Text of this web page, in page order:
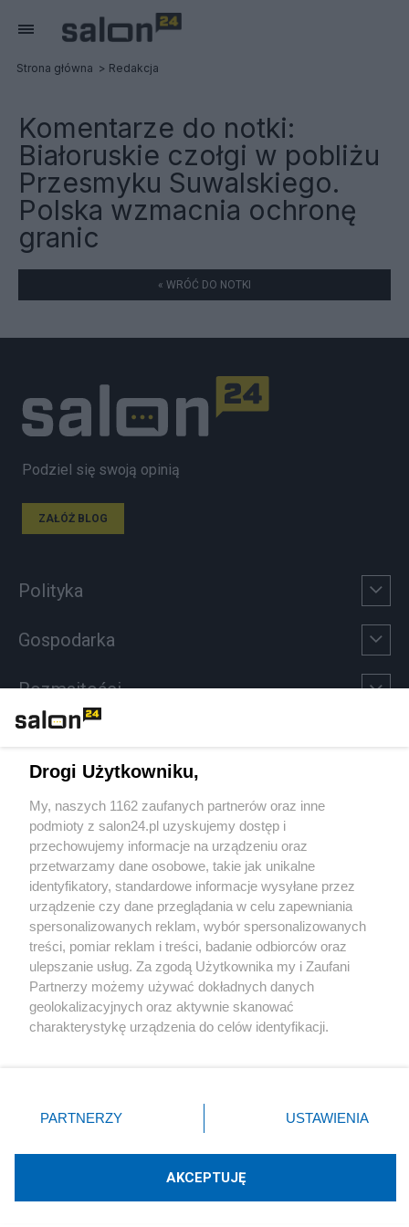
Strona główna Redakcja
Komentarze do notki:
Białoruskie czołgi w pobliżu
Przesmyku Suwalskiego.
Polska wzmacnia ochronę
granic
« WRÓĆ DO NOTKI
Podziel się swoją opinią
ZAŁÓŻ BLOG
Polityka
Gospodarka
Rozmaitości
Sport
Społeczeństwo
Kultura
X Facebook Instagram Youtube
Technologię dostarcza:W3media.pl
Drogi Użytkowniku,
My, naszych 1162 zaufanych partnerów oraz inne
podmioty z salon24.pl uzyskujemy dostęp i
przechowujemy informacje na urządzeniu oraz
przetwarzamy dane osobowe, takie jak unikalne
identyfikatory, standardowe informacje wysyłane przez
urządzenie czy dane przeglądania w celu zapewniania
spersonalizowanych reklam, wybór spersonalizowanych
treści, pomiar reklam i treści, badanie odbiorców oraz
ulepszanie usług. Za zgodą Użytkownika my i Zaufani
Partnerzy możemy używać dokładnych danych
geolokalizacyjnych oraz aktywnie skanować
charakterystykę urządzenia do celów identyfikacji.
zmienić/wycofać klikając przycisk ustawień prywatności
znajdujący się w lewym dolnym rogu strony
rodzaje przetwarzania danych nie wymagają zgody
użytkownika, ale masz prawo sprzeciwić się takiemu
PARTNERZY USTAWIENIA
AKCEPTUJĘ